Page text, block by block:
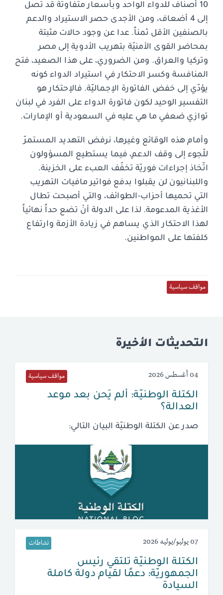
10 أصناف للدواء الواحد وبأسعار متفاوتة قد تصل
إلى 4 أضعاف، ومن الأجدى حصر الاستيراد والدعم
بالصنفين الأقل ثمناً. عدا عن وجود حالات مثبتة
بمحاضر القوى الأمنيّة بتهريب الأدوية إلى مصر
وتركيا والعراق. ومن الضروري، على هذا الصعيد، فتح
المنافسة وكسر الاحتكار في استيراد الدواء كونه
يؤدّي إلى خفض الفاتورة الإجماليّة. فالإحتكار هو
التفسير الوحيد لكون فاتورة الدواء على الفرد في لبنان
توازي ضعفي ما هي عليه في السعودية أو الإمارات.
وأمام هذه الوقائع وغيرها، نرفض التهديد المستمرّ
للّجوء إلى وقف الدعم، فيما يستطيع المسؤولون
اتّخاذ إجراءات فوريّة تخفّف العبء على الخزينة.
واللبنانيون لن يقبلوا بدفع فواتير مافيات التهريب
التي تحميها أحزاب-الطوائف، والتي أصبحت تطال
الأغذية المدعومة. لذا على الدولة أنْ تضع حداً نهائياً
لهذا الاحتكار الذي يساهم في زيادة الأزمة وارتفاع
كلفتها على المواطنين.
مواقف سياسية
التحديثات الأخيرة
04 أغسطس 2026 مواقف سياسية
الكتلة الوطنيّة: ألم يَحن بعد موعد
العدالة؟
صدر عن الكتلة الوطنيّة البيان التالي:
07 يوليو/يوليه 2026 نشاطات
الكتلة الوطنيّة تلتقي رئيس
الجمهوريّة: دعمًا لقيام دولة كاملة
السيادة